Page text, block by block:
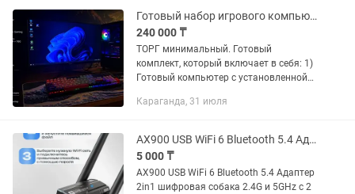
дополнительного...
Готовый набор игрового компьютера монитора, периферии и адаптера WIFI
240 000 ₸
ТОРГ минимальный. Готовый
комплект, который включает в себя: 1)
Готовый компьютер с установленной
телеметрией, которую можно
SANC M2442PH...
Караганда, 31 июля
AX900 USB WiFi 6 Bluetooth 5.4 Адаптер 2in1 шифровая собака 2.4G и 5GHz с 2
5 000 ₸
AX900 USB WiFi 6 Bluetooth 5.4 Адаптер
2in1 шифровая собака 2.4G и 5GHz с 2